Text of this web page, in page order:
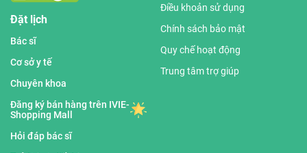
Đặt lịch
Bác sĩ
Cơ sở y tế
Chuyên khoa
Đăng ký bán hàng trên IVIE-
Shopping Mall
Hỏi đáp bác sĩ
Điều khoản sử dụng
Chính sách bảo mật
Quy chế hoạt động
Trung tâm trợ giúp